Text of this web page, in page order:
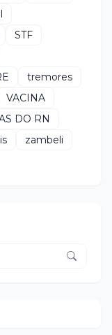
STF
tremores
VACINA
DO RN
zambeli